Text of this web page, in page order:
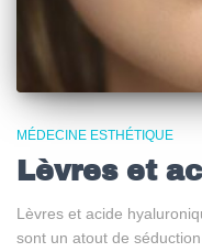
MÉDECINE ESTHÉTIQUE
Lèvres et
Lèvres et acide
sont un atout de